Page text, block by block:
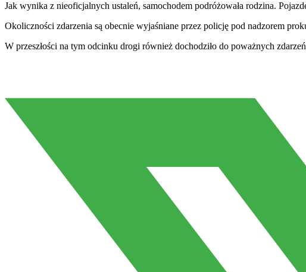
Jak wynika z nieoficjalnych ustaleń, samochodem podróżowała rodzina.
Okoliczności zdarzenia są obecnie wyjaśniane przez policję pod nadzorem
W przeszłości na tym odcinku drogi również dochodziło do poważnych